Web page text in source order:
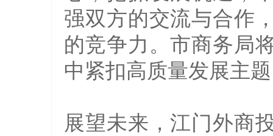
强双方的交流与合作
的竞争力。市商务局
中紧扣高质量发展主
展望未来，江门外商